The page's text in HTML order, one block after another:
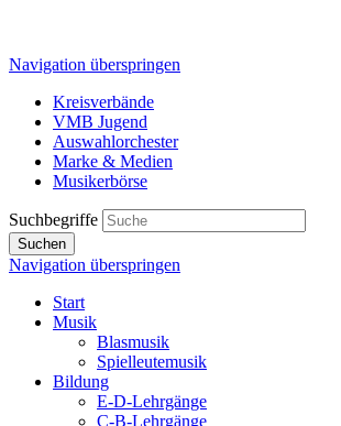
Navigation überspringen
Kreisverbände
VMB Jugend
Auswahlorchester
Marke & Medien
Musikerbörse
Suchbegriffe
Suchen
Navigation überspringen
Start
Musik
Blasmusik
Spielleutemusik
Bildung
E-D-Lehrgänge
C-B-Lehrgänge